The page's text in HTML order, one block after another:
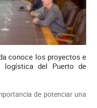
conoce los proyectos e
logística del Puerto de
de potenciar una